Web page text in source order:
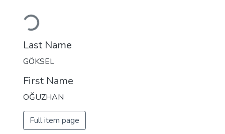
Loading...
Last Name
GÖKSEL
First Name
OĞUZHAN
Full item page